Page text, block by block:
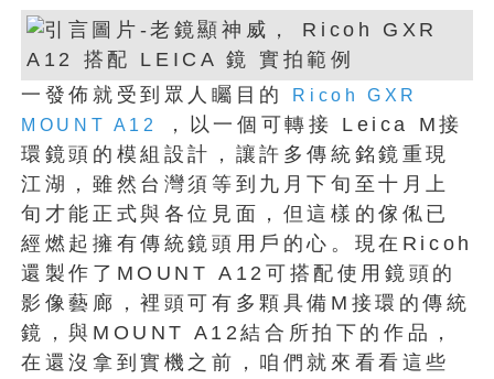
一發佈就受到眾人矚目的
Ricoh GXR
MOUNT A12
，以一個可轉接 Leica M接
環鏡頭的模組設計，讓許多傳統銘鏡重現
江湖，雖然台灣須等到九月下旬至十月上
旬才能正式與各位見面，但這樣的傢俬已
經燃起擁有傳統鏡頭用戶的心。現在Ricoh
還製作了MOUNT A12可搭配使用鏡頭的
影像藝廊，裡頭可有多顆具備M接環的傳統
鏡，與MOUNT A12結合所拍下的作品，
在還沒拿到實機之前，咱們就來看看這些